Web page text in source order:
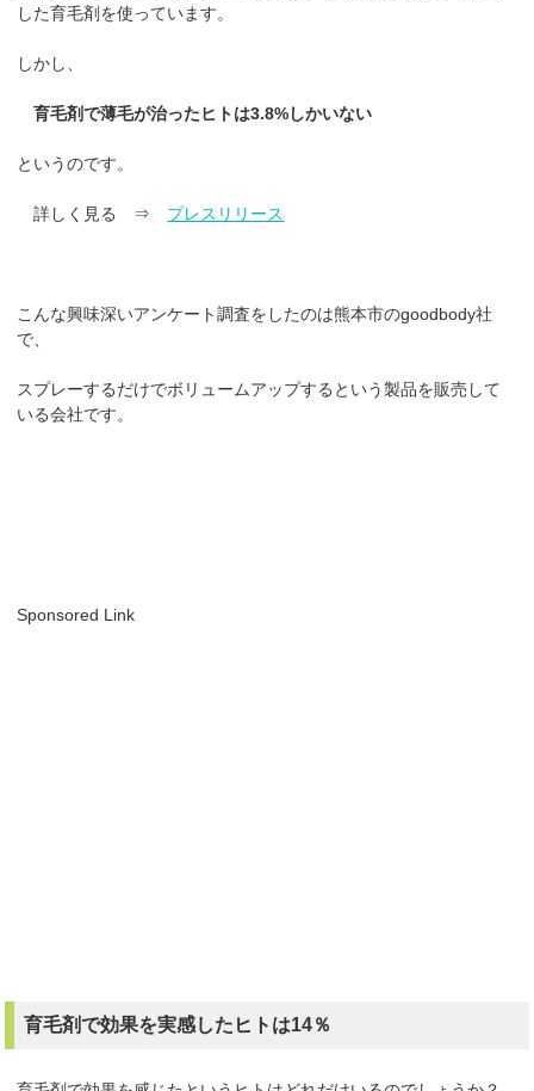
した育毛剤を使っています。
しかし、
育毛剤で薄毛が治ったヒトは3.8%しかいない
というのです。
詳しく見る ⇒ プレスリリース
こんな興味深いアンケート調査をしたのは熊本市のgoodbody社
で、
スプレーするだけでボリュームアップするという製品を販売して
いる会社です。
Sponsored Link
育毛剤で効果を実感したヒトは14％